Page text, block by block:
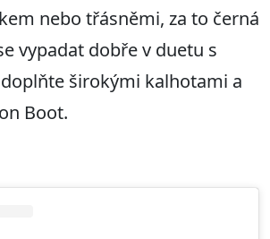
nebo třásněmi, za to černá
vypadat dobře v duetu s
širokými kalhotami a
Boot.